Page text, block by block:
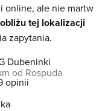
online, ale nie martw
tej lokalizacji
zapytania.
Dubeninki
od Rospuda
opinii